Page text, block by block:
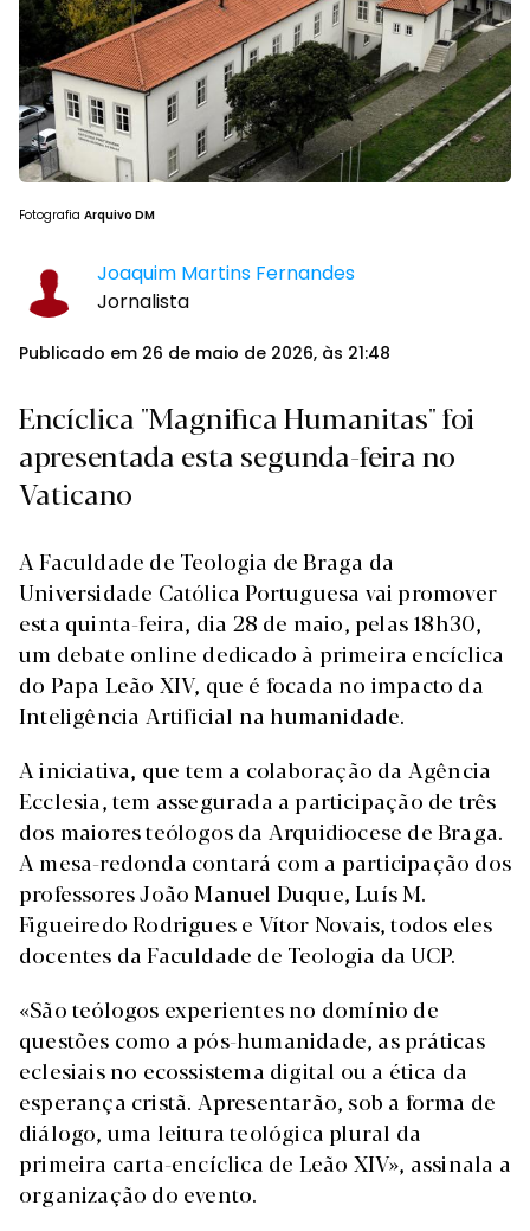
Fotografia Arquivo DM
Joaquim Martins Fernandes
Jornalista
Publicado em 26 de maio de 2026, às 21:48
Encíclica "Magnifica Humanitas" foi
apresentada esta segunda-feira no
Vaticano
A Faculdade de Teologia de Braga da
Universidade Católica Portuguesa vai promover
esta quinta-feira, dia 28 de maio, pelas 18h30,
um debate online dedicado à primeira encíclica
do Papa Leão XIV, que é focada no impacto da
Inteligência Artificial na humanidade.
A iniciativa, que tem a colaboração da Agência
Ecclesia, tem assegurada a participação de três
dos maiores teólogos da Arquidiocese de Braga.
A mesa-redonda contará com a participação dos
professores João Manuel Duque, Luís M.
Figueiredo Rodrigues e Vítor Novais, todos eles
docentes da Faculdade de Teologia da UCP.
«São teólogos experientes no domínio de
questões como a pós-humanidade, as práticas
eclesiais no ecossistema digital ou a ética da
esperança cristã. Apresentarão, sob a forma de
diálogo, uma leitura teológica plural da
primeira carta-encíclica de Leão XIV», assinala a
organização do evento.